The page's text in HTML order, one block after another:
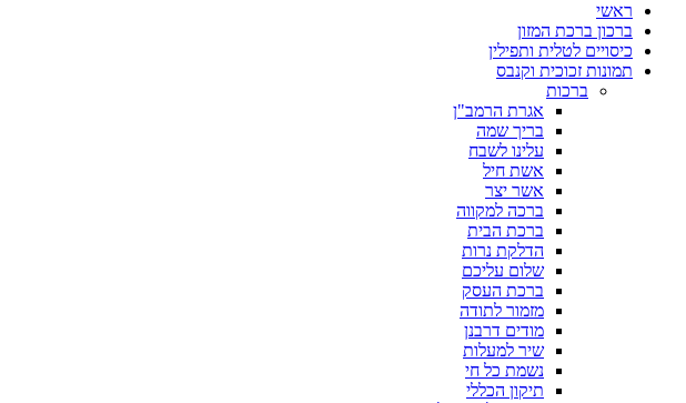
ראשי
ברכון ברכת המזון
כיסויים לטלית ותפילין
תמונות זכוכית וקנבס
ברכות
אגרת הרמב"ן
בריך שמה
עלינו לשבח
אשת חיל
אשר יצר
ברכה למקווה
ברכת הבית
הדלקת נרות
שלום עליכם
ברכת העסק
מזמור לתודה
מודים דרבנן
שיר למעלות
נשמת כל חי
תיקון הכללי